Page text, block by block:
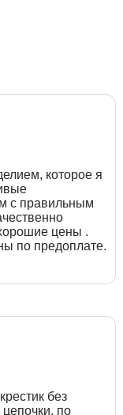
которое я
с правильным
цены .
по предоплате.
без
по